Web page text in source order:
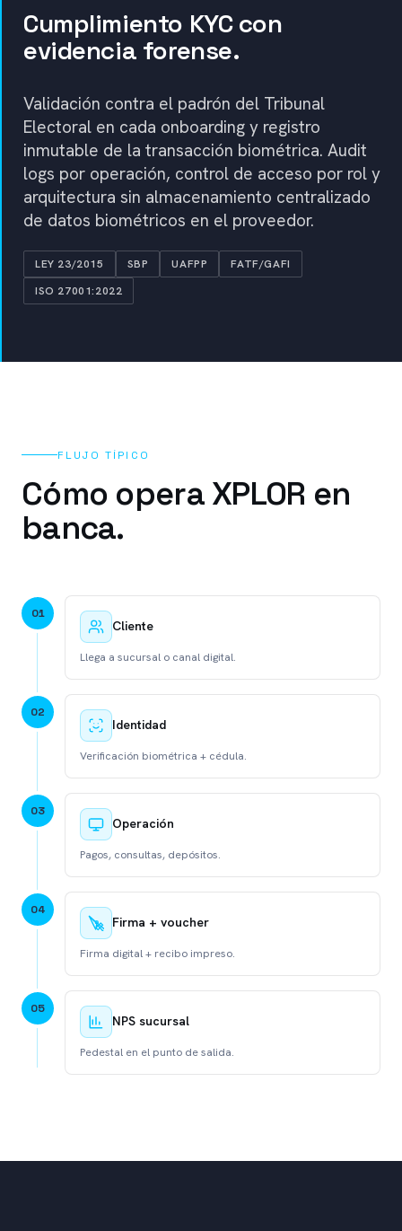
Cumplimiento KYC con
evidencia forense.
Validación contra el padrón del Tribunal
Electoral en cada onboarding y registro
inmutable de la transacción biométrica. Audit
logs por operación, control de acceso por rol y
arquitectura sin almacenamiento centralizado
de datos biométricos en el proveedor.
LEY 23/2015 SBP UAFPP
FATF/GAFI
ISO 27001:2022
FLUJO TÍPICO
Cómo opera XPLOR en
banca.
01
Cliente
Llega a sucursal o canal digital.
02
Identidad
Verificación biométrica + cédula.
03
Operación
Pagos, consultas, depósitos.
04
Firma + voucher
Firma digital + recibo impreso.
05
NPS sucursal
Pedestal en el punto de salida.